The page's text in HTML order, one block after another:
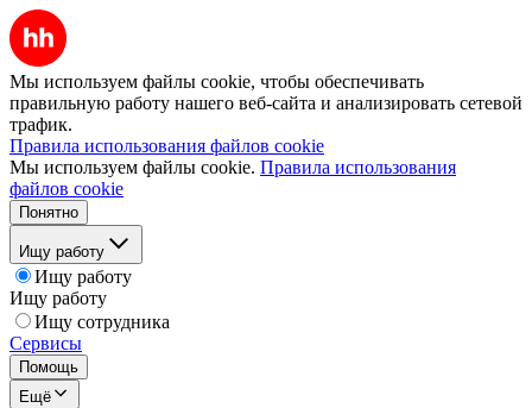
Мы используем файлы cookie, чтобы обеспечивать
правильную работу нашего веб-сайта и анализировать сетевой
трафик.
Правила использования файлов cookie
Мы используем файлы cookie. Правила использования
файлов cookie
Понятно
Ищу работу
Ищу работу
Ищу работу
Ищу сотрудника
Сервисы
Помощь
Ещё